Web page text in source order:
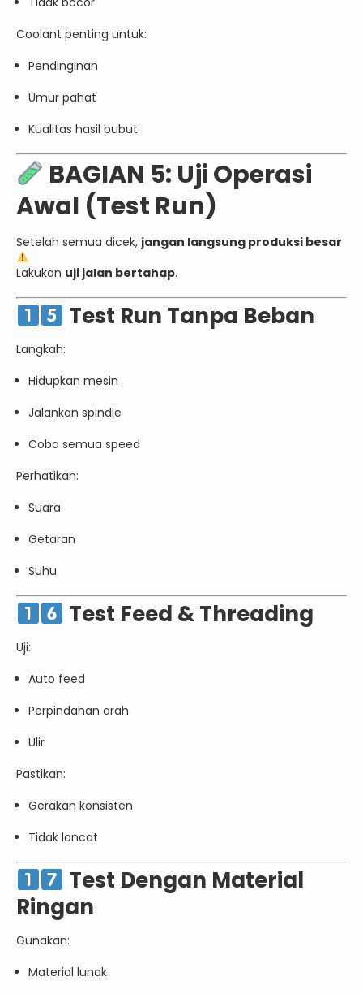
Coolant penting untuk:
Pendinginan
Umur pahat
Kualitas hasil bubut
BAGIAN 5: Uji Operasi
Awal (Test Run)
Setelah semua dicek, jangan langsung produksi besar
Lakukan uji jalan bertahap.
Test Run Tanpa Beban
Langkah:
Hidupkan mesin
Jalankan spindle
Coba semua speed
Perhatikan:
Suara
Getaran
Suhu
Test Feed & Threading
Uji:
Auto feed
Perpindahan arah
Ulir
Pastikan:
Gerakan konsisten
Tidak loncat
Test Dengan Material
Ringan
Gunakan:
Material lunak